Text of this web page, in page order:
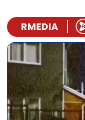
RMEDIA